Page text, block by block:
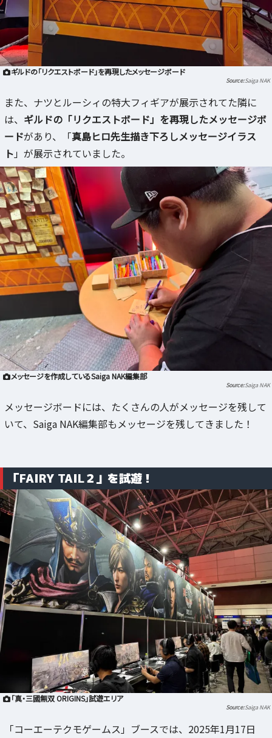
ギルドの「リクエストボード」を再現したメッセージボード
Saiga NAK
また、ナツとルーシィの特大フィギアが展示されてた隣に
は、 ギルドの「リクエストボード」を再現したメッセージボ
ードがあり、「真島ヒロ先生描き下ろしメッセージイラス
ト 」が展示されていました。
メッセージを作成しているSaiga NAK編集部
Saiga NAK
メッセージボードには、たくさんの人がメッセージを残して
いて、Saiga NAK編集部もメッセージを残してきました！
「FAIRY TAIL２」を試遊！
「真・三國無双 ORIGINS」試遊エリア
Saiga NAK
「コーエーテクモゲームス」ブースでは、2025年1月17日